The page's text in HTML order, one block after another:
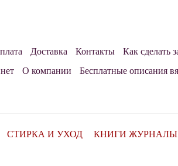
Доставка Контакты
Как сделать
О компании Бесплатные описания
СТИРКА И УХОД КНИГИ ЖУРНАЛЫ